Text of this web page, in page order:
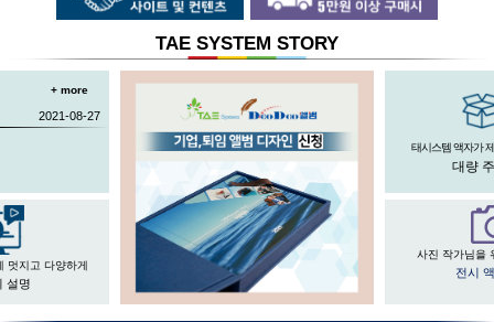
TAE SYSTEM STORY
+ more
2021-08-27
태시스템 액자가
대량
멋지고 다양하게
설명
사진 작가님을
전시